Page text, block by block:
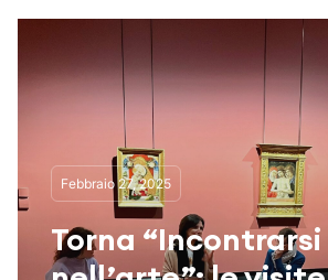
Febbraio 27, 2025
Torna “Incontrarsi